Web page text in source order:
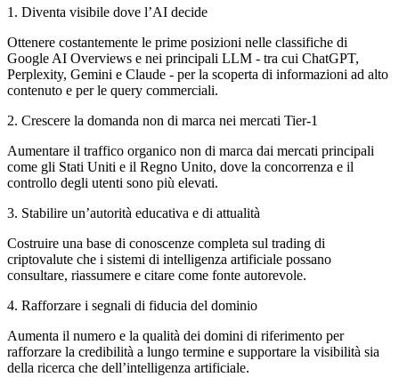
1. Diventa visibile dove l’AI decide
Ottenere costantemente le prime posizioni nelle classifiche di
Google AI Overviews e nei principali LLM - tra cui ChatGPT,
Perplexity, Gemini e Claude - per la scoperta di informazioni ad alto
contenuto e per le query commerciali.
2. Crescere la domanda non di marca nei mercati Tier-1
Aumentare il traffico organico non di marca dai mercati principali
come gli Stati Uniti e il Regno Unito, dove la concorrenza e il
controllo degli utenti sono più elevati.
3. Stabilire un’autorità educativa e di attualità
Costruire una base di conoscenze completa sul trading di
criptovalute che i sistemi di intelligenza artificiale possano
consultare, riassumere e citare come fonte autorevole.
4. Rafforzare i segnali di fiducia del dominio
Aumenta il numero e la qualità dei domini di riferimento per
rafforzare la credibilità a lungo termine e supportare la visibilità sia
della ricerca che dell’intelligenza artificiale.